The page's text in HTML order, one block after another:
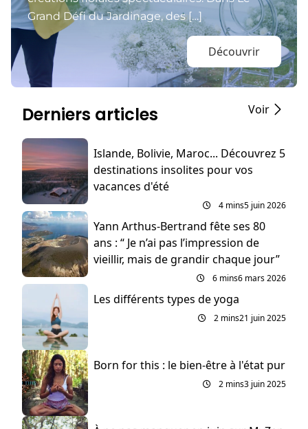
Grand Défi du Jardinage, des […]
Découvrir
Derniers articles Voir
Islande, Bolivie, Maroc... Découvrez 5
destinations insolites pour vos
vacances d'été
4 mins5 juin 2026
Yann Arthus-Bertrand fête ses 80
ans : “ Je n’ai pas l’impression de
vieillir, mais de grandir chaque jour”
6 mins6 mars 2026
Les différents types de yoga
2 mins21 juin 2025
Born for this : le bien-être à l'état pur
2 mins3 juin 2025